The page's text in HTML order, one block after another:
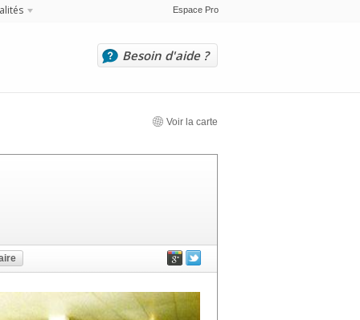
Espace Pro
Besoin d'aide ?
Voir la carte